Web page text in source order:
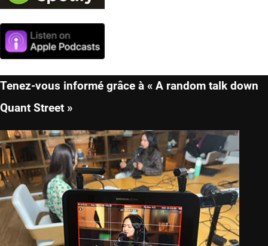
Tenez-vous informé grâce à « A random talk down
Quant Street »